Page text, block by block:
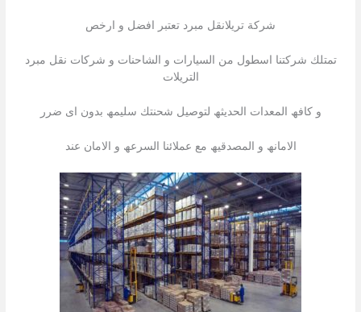
شركة تريلانقل مبرد تعتبر افضل و ارخص
تمتلك شركتنا اسطول من السیارات و الشاحنات و شركات نقل مبرد
التریلات
و كافھ المعدات الحدیثھ لتوصیل شحنتك سلیمھ بدون اى ضرر
الامانھ و المصدقیھ مع عملائنا السرعھ و الامان عند